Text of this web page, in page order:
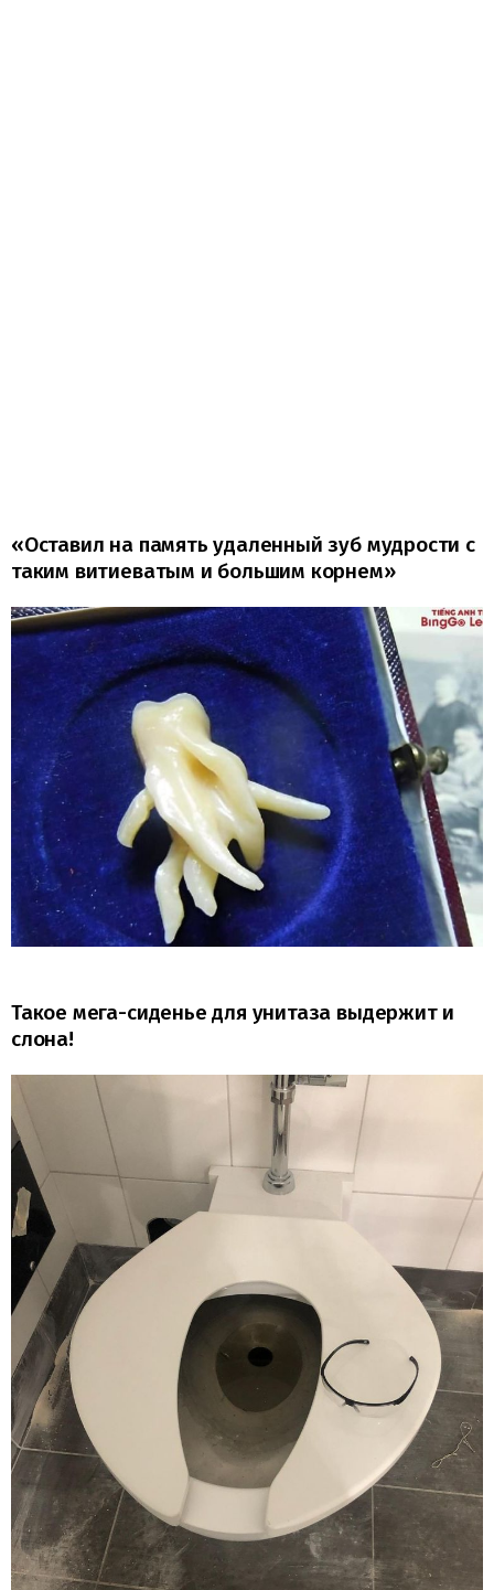
«Оставил на память удаленный зуб мудрости с
таким витиеватым и большим корнем»
Такое мега-сиденье для унитаза выдержит и
слона!